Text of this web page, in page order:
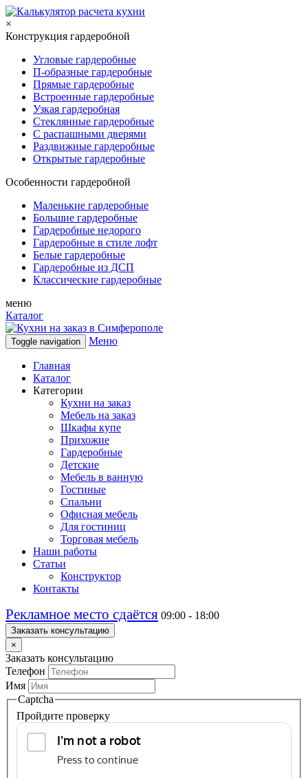
×
Конструкция гардеробной
Угловые гардеробные
П-образные гардеробные
Прямые гардеробные
Встроенные гардеробные
Узкая гардеробная
Стеклянные гардеробные
С распашными дверями
Раздвижные гардеробные
Открытые гардеробные
Особенности гардеробной
Маленькие гардеробные
Большие гардеробные
Гардеробные недорого
Гардеробные в стиле лофт
Белые гардеробные
Гардеробные из ДСП
Классические гардеробные
меню
Каталог
Toggle navigation Меню
Главная
Каталог
Категории
Кухни на заказ
Мебель на заказ
Шкафы купе
Прихожие
Гардеробные
Детские
Мебель в ванную
Гостиные
Спальни
Офисная мебель
Для гостиниц
Торговая мебель
Наши работы
Статьи
Конструктор
Контакты
Рекламное место сдаётся 09:00 - 18:00
Заказать консультацию
×
Заказать консультацию
Телефон
Имя
Captcha
Пройдите проверку